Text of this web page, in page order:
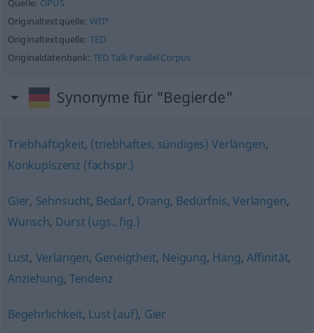
Quelle: OPUS
Originaltextquelle: WIT³
Originaltextquelle: TED
Originaldatenbank: TED Talk Parallel Corpus
Synonyme für "Begierde"
Triebhaftigkeit, (triebhaftes, sündiges) Verlangen,
Konkupiszenz (fachspr.)
Gier, Sehnsucht, Bedarf, Drang, Bedürfnis,Verlangen,
Wunsch, Durst (ugs., fig.)
Lust, Verlangen, Geneigtheit, Neigung, Hang, Affinität,
Anziehung, Tendenz
Begehrlichkeit, Lust (auf), Gier